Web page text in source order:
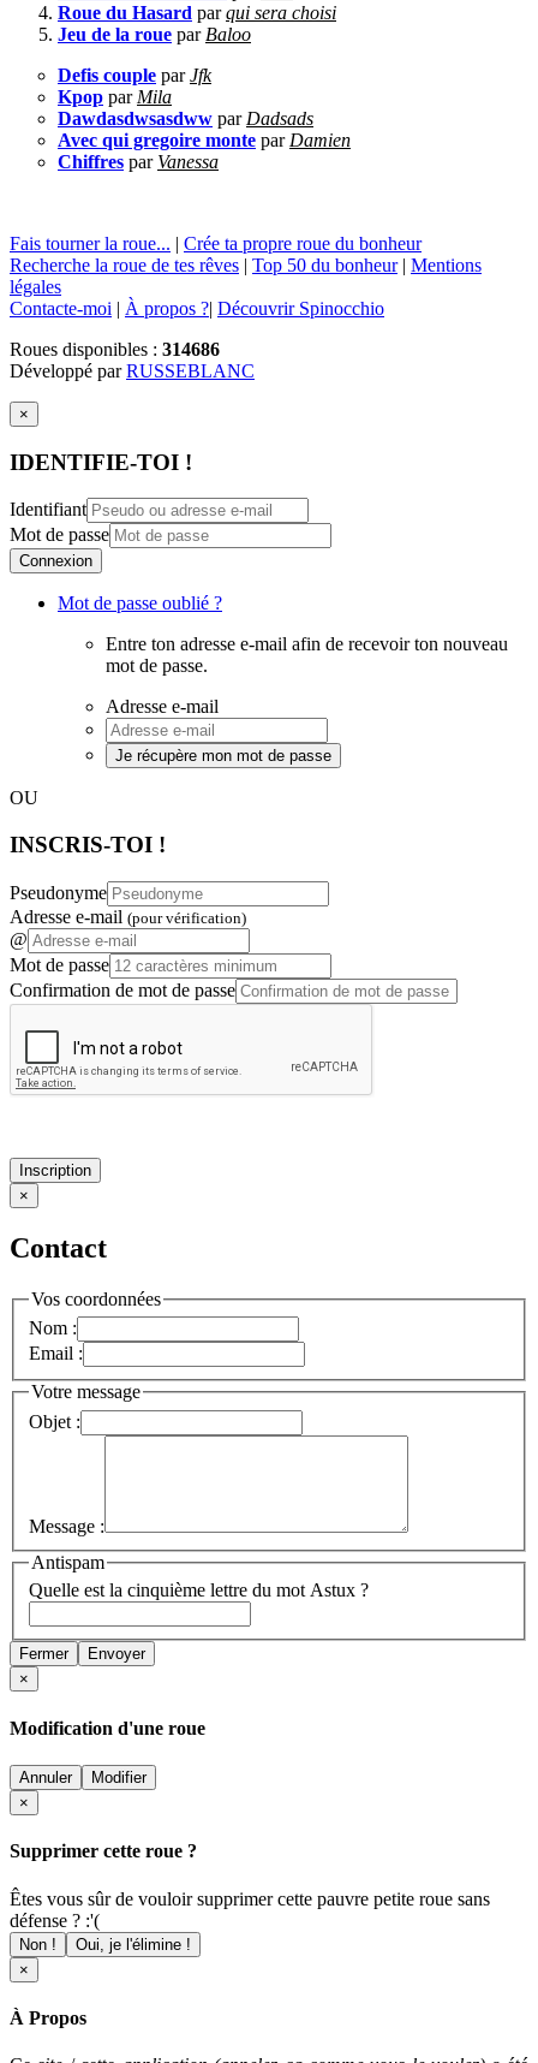
Roue du Hasard parqui sera choisi
Jeu de la roue par Baloo
Defis couple parJfk
Kpop par Mila
Dawdasdwsasdww par Dadsads
Avec qui gregoire monte par Damien
Chiffres par Vanessa
Fais tourner la roue... | Crée ta propre roue du bonheur
Recherche la roue de tes rêves | Top 50 du bonheur| Mentions
légales
Contacte-moi | À propos ?| Découvrir Spinocchio
Roues disponibles : 314686
Développé parRUSSEBLANC
×
IDENTIFIE-TOI !
Identifiant
Mot de passe
Connexion
Mot de passe oublié ?
Entre ton adresse e-mail afin de recevoir ton nouveau
mot de passe.
Adresse e-mail
Je récupère mon mot de passe
OU
INSCRIS-TOI !
Pseudonyme
Adresse e-mail (pour vérification)
@
Mot de passe
Confirmation de mot de passe
Inscription
×
Contact
Vos coordonnées
Nom :
Email :
Votre message
Objet :
Message :
Antispam
Quelle est la cinquième lettre du mot Astux ?
Fermer
Envoyer
×
Modification d'une roue
Annuler
Modifier
×
Supprimer cette roue ?
Êtes vous sûr de vouloir supprimer cette pauvre petite roue sans
défense ? :'(
Non !
Oui, je l'élimine !
×
À Propos